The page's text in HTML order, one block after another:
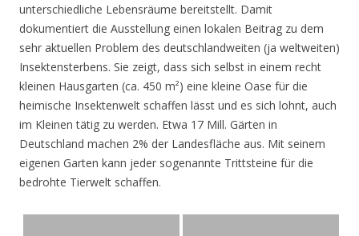
unterschiedliche Lebensräume bereitstellt. Damit
dokumentiert die Ausstellung einen lokalen Beitrag zu dem
sehr aktuellen Problem des deutschlandweiten (ja weltweiten)
Insektensterbens. Sie zeigt, dass sich selbst in einem recht
kleinen Hausgarten (ca. 450 m²) eine kleine Oase für die
heimische Insektenwelt schaffen lässt und es sich lohnt, auch
im Kleinen tätig zu werden. Etwa 17 Mill. Gärten in
Deutschland machen 2% der Landesfläche aus. Mit seinem
eigenen Garten kann jeder sogenannte Trittsteine für die
bedrohte Tierwelt schaffen.